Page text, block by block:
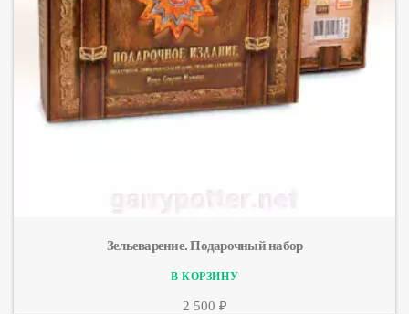
Зельеварение. Подарочный набор
2 500 ₽